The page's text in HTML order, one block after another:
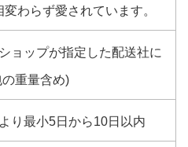
わらず愛されています。
ョップが指定した配送社に
重量含め)
り最小5日から10日以内